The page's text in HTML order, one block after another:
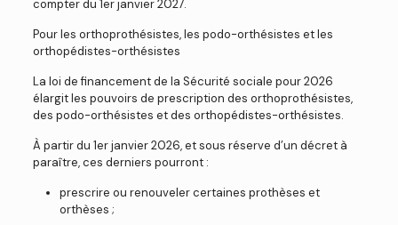
compter du 1er janvier 2027.
Pour les orthoprothésistes, les podo-orthésistes et les
orthopédistes-orthésistes
La loi de financement de la Sécurité sociale pour 2026
élargit les pouvoirs de prescription des orthoprothésistes,
des podo-orthésistes et des orthopédistes-orthésistes.
À partir du 1er janvier 2026, et sous réserve d’un décret à
paraître, ces derniers pourront :
prescrire ou renouveler certaines prothèses et
orthèses ;